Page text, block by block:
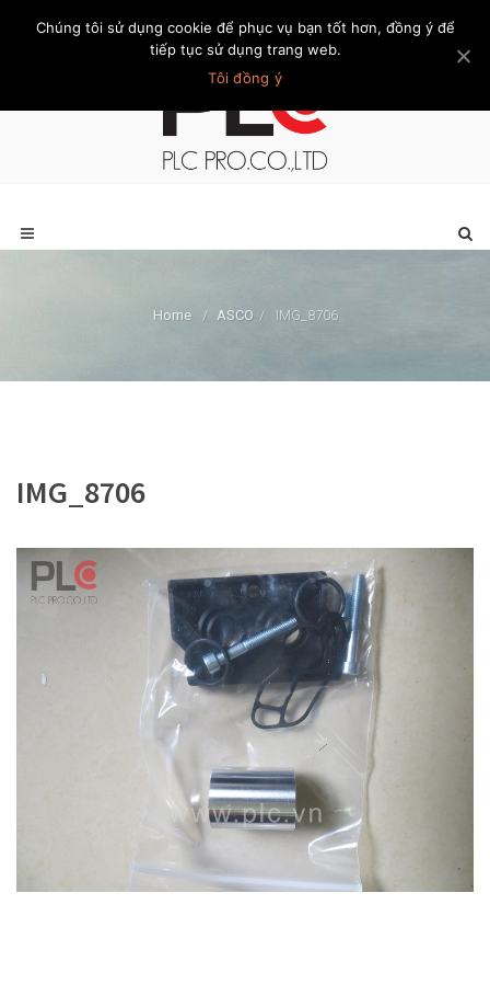
Trang chủ Giới thiệu Khách hàng Liên hệ Thành viên
Home / ASCO / IMG_8706
IMG_8706
Chúng tôi sử dụng cookie để phục vụ bạn tốt hơn, đồng ý để
tiếp tục sử dụng trang web.
Tôi đồng ý